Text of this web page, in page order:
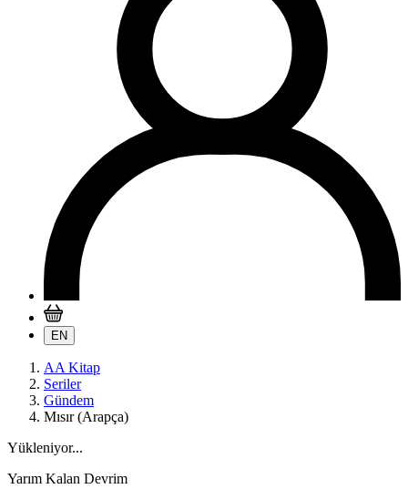
EN
AA Kitap
Seriler
Gündem
Mısır (Arapça)
Yükleniyor...
Yarım Kalan Devrim